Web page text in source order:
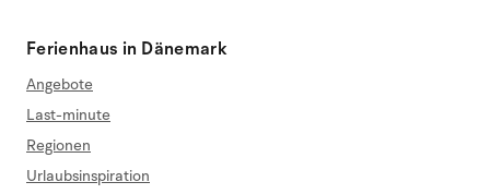
Ferienhaus in Dänemark
Angebote
Last-minute
Regionen
Urlaubsinspiration